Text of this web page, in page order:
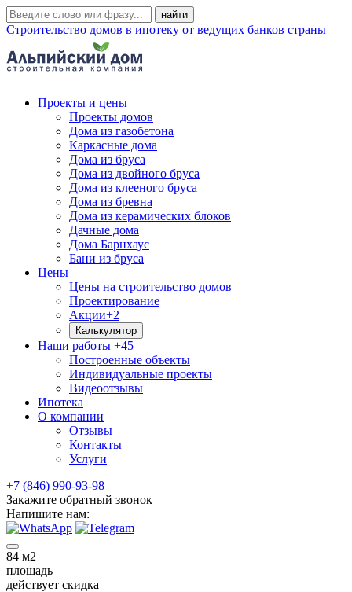
Строительство домов в ипотеку от ведущих банков страны
Проекты и цены
Проекты домов
Дома из газобетона
Каркасные дома
Дома из бруса
Дома из двойного бруса
Дома из клееного бруса
Дома из бревна
Дома из керамических блоков
Дачные дома
Дома Барнхаус
Бани из бруса
Цены
Цены на строительство домов
Проектирование
Акции+2
Калькулятор
Наши работы +45
Построенные объекты
Индивидуальные проекты
Видеоотзывы
Ипотека
О компании
Отзывы
Контакты
Услуги
+7 (846) 990-93-98
Закажите обратный звонок
Напишите нам:
84 м2
площадь
действует скидка